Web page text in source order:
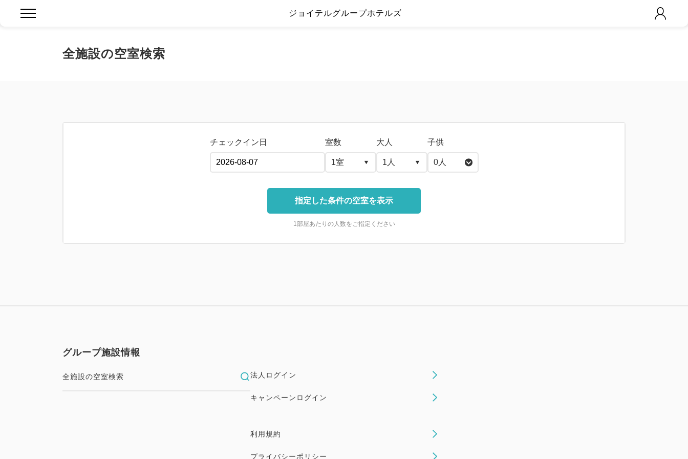
ジョイテルグループホテルズ
全施設の空室検索
チェックイン日 室数 大人 子供
0人
指定した条件の空室を表示
1部屋あたりの人数をご指定ください
グループ施設情報
全施設の空室検索 法人ログイン
キャンペーンログイン
利用規約
プライバシーポリシー